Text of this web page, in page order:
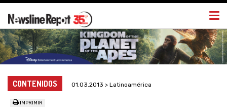
CONTENIDOS 01.03.2013 > Latinoamérica
IMPRIMIR